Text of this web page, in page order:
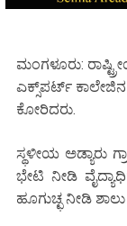
ಮಂಗಳೂರು:
ಎಕ್ಸ್‌ಪರ್ಟ್ ಕಾಲೇಜಿನ
ಕೋರಿದರು.
ಸ್ಥಳೀಯ ಅಡ್ಯಾರು
ಭೇಟಿ ನೀಡಿ
ಹೂಗುಚ್ಛ ನೀಡಿ